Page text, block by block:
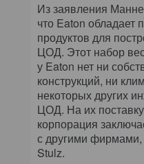
Из заявления
что Eaton
продуктов для
ЦОД. Этот набор
у Eaton нет ни
конструкций, ни
некоторых других
ЦОД. На их
корпорация
с другими фирмами,
Stulz.